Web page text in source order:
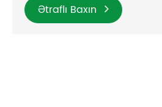
Ətraflı Baxın